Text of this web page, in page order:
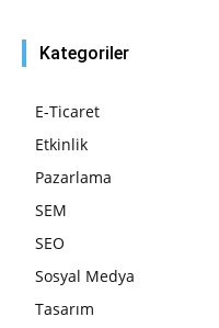
Kategoriler
E-Ticaret
Etkinlik
Pazarlama
SEM
SEO
Sosyal Medya
Tasarım